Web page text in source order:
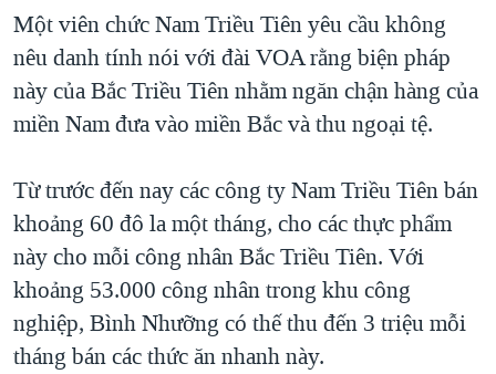
Một viên chức Nam Triều Tiên yêu cầu không
nêu danh tính nói với đài VOA rằng biện pháp
này của Bắc Triều Tiên nhằm ngăn chận hàng của
miền Nam đưa vào miền Bắc và thu ngoại tệ.
Từ trước đến nay các công ty Nam Triều Tiên bán
khoảng 60 đô la một tháng, cho các thực phẩm
này cho mỗi công nhân Bắc Triều Tiên. Với
khoảng 53.000 công nhân trong khu công
nghiệp, Bình Nhưỡng có thế thu đến 3 triệu mỗi
tháng bán các thức ăn nhanh này.